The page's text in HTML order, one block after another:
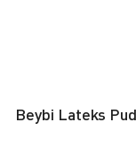
Beybi Lateks